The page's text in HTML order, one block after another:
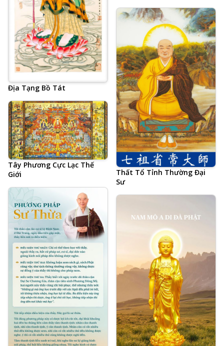
và Văn Thù Bồ Tát
Địa Tạng Bồ Tát
Thất Tổ Tỉnh Thường Đại
Sư
Tây Phương Cực Lạc Thế
Giới